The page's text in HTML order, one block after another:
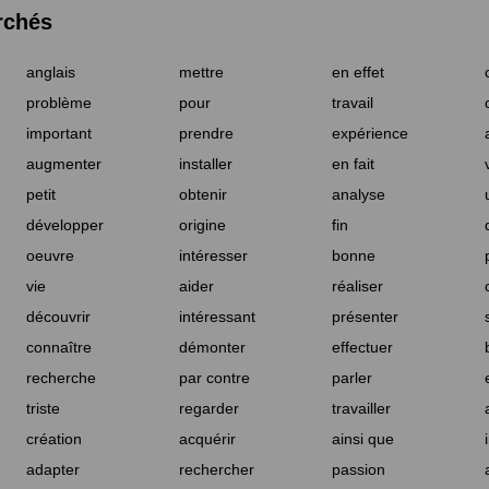
anglais mettre en effet
problème
pour travail
important
prendre expérience
augmenter
installer en fait
petit
obtenir analyse
développer
origine fin
oeuvre
intéresser bonne
vie
aider réaliser
découvrir
intéressant présenter
connaître
démonter effectuer
recherche
par contre parler
triste
regarder travailler
création
acquérir ainsi que
adapter
rechercher passion